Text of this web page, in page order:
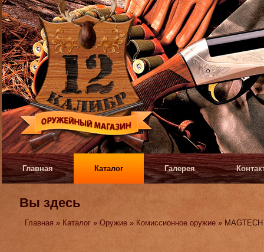
Главная Каталог Галерея
Вы здесь
Главная » Каталог »Оружие » Комиссионное оружие »